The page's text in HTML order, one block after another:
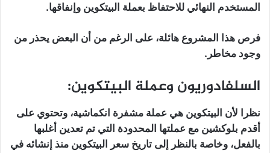
المستخدم النهائي للاحتفاظ بعملة البيتكوين وإنفاقها.
فرص هذا المشروع هائلة، على الرغم من أن البعض يحذر من
وجود مخاطر.
السلفادوريون وعملة البيتكوين:
نظرا لأن البيتكوين هي عملة مشفرة انكماشية، وتحتوي على
أقدم بلوكشين مع عملتها المحدودة التي تم تعدين أغلبها
بالفعل، وخاصة بالنظر إلى تاريخ سعر البيتكوين منذ إنشائه في